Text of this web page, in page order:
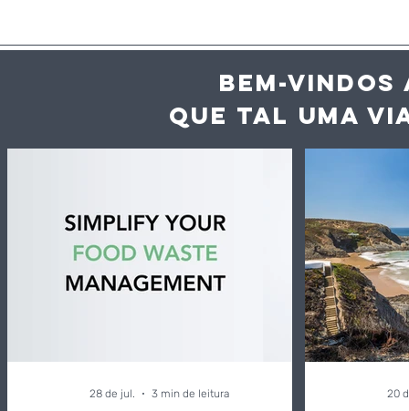
Inteligência artificial
ajuda hotéis e
restaurantes a reduzir
desperdício alimentar
vai ter
para si,
vinhos
música.
BEM-VINDOS
QUE TAL UMA
28 de jul. 3 min de leitura 20